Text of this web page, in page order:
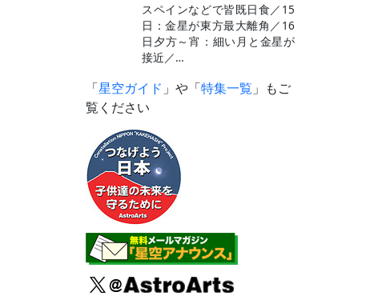
スペインなどで皆既日食／15
日：金星が東方最大離角／16
日夕方～宵：細い月と金星が
接近／…
「星空ガイド 」や「特集一覧 」もご
覧ください